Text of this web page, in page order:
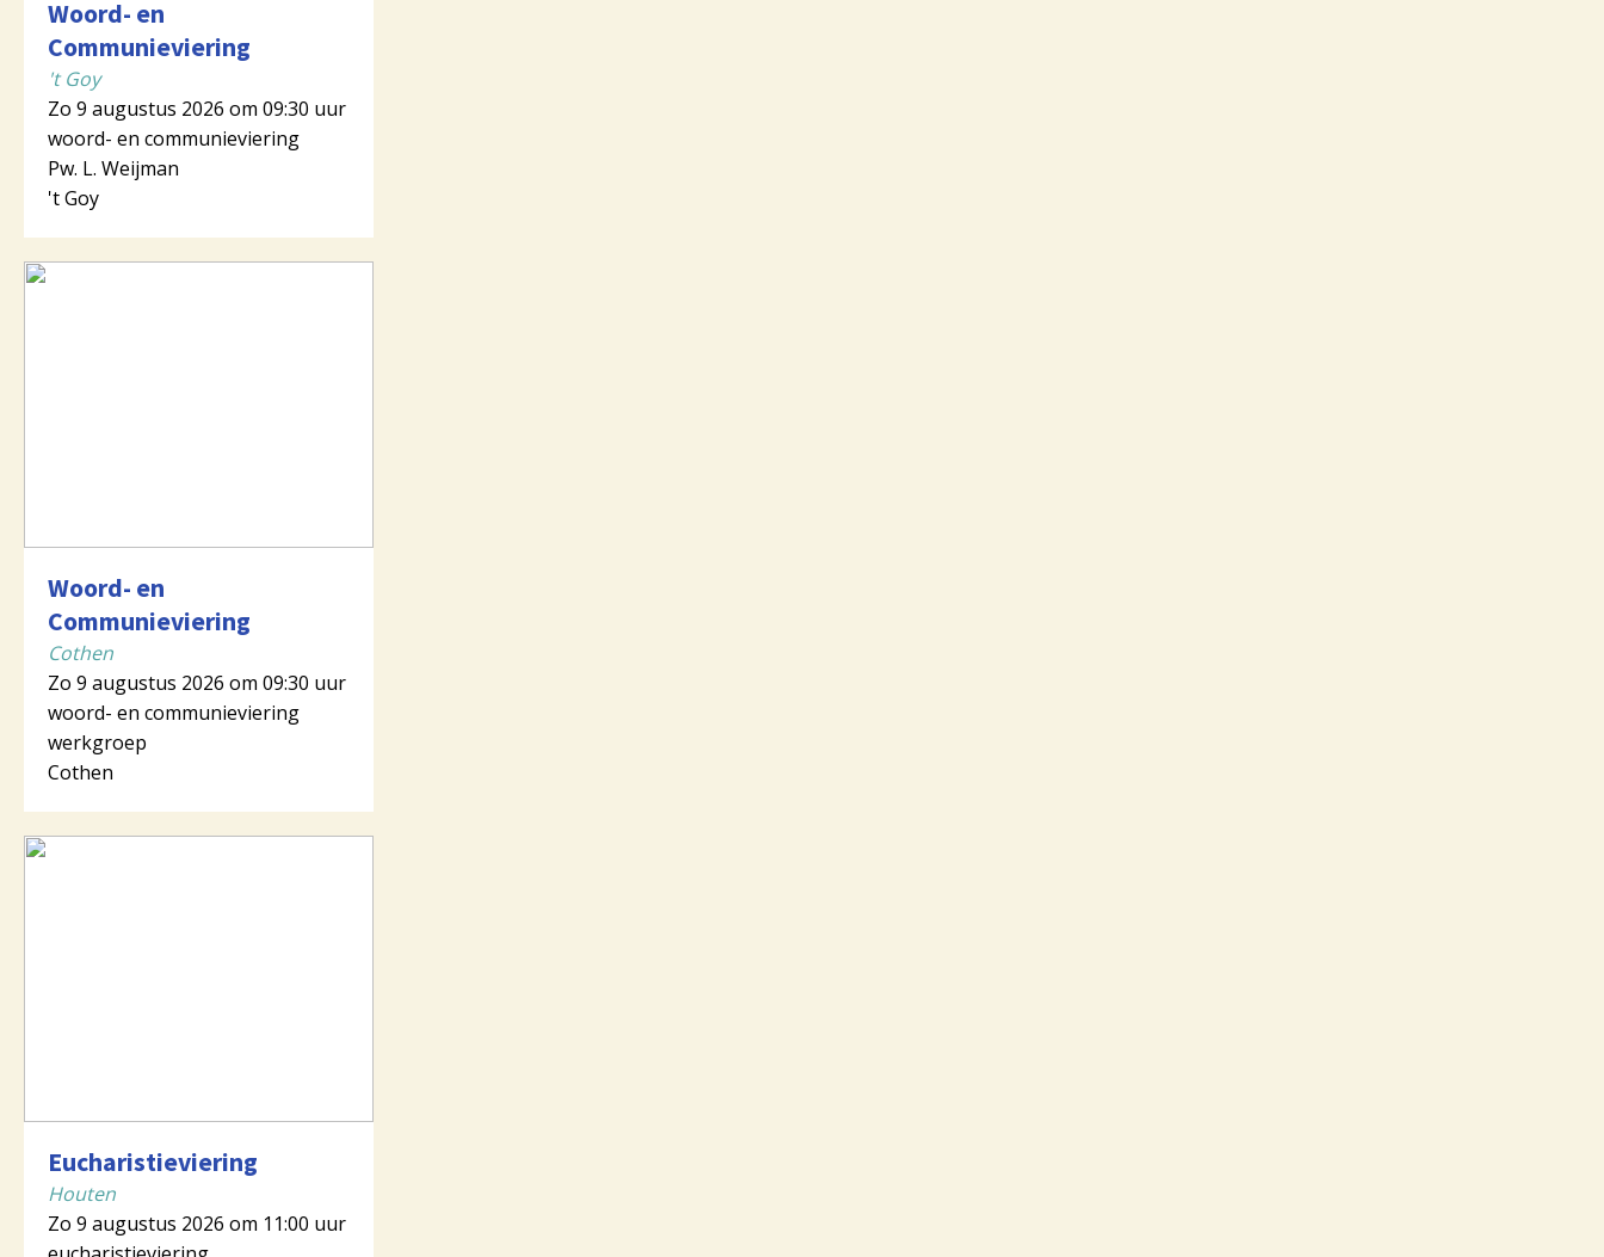
Woord- en
Communieviering
't Goy
Zo 9 augustus 2026 om 09:30 uur
woord- en communieviering
Pw. L. Weijman
't Goy
Woord- en
Communieviering
Cothen
Zo 9 augustus 2026 om 09:30 uur
woord- en communieviering
werkgroep
Cothen
Eucharistieviering
Houten
Zo 9 augustus 2026 om 11:00 uur